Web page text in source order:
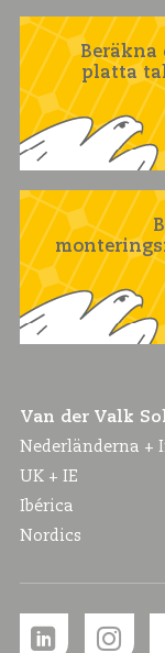
Beräkna
platta
Van der Valk
Nederländerna +
UK + IE
Ibérica
Nordics